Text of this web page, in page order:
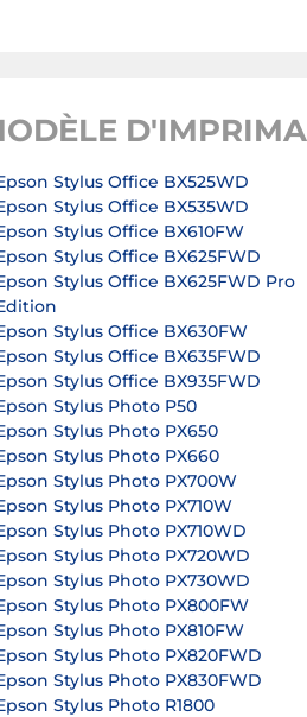
Stylus Office BX525WD
Stylus Office BX535WD
Stylus Office BX610FW
Stylus Office BX625FWD
Stylus Office BX625FWD Pro
Stylus Office BX630FW
Stylus Office BX635FWD
Stylus Office BX935FWD
Stylus Photo P50
Stylus Photo PX650
Stylus Photo PX660
Stylus Photo PX700W
Stylus Photo PX710W
Stylus Photo PX710WD
Stylus Photo PX720WD
Stylus Photo PX730WD
Stylus Photo PX800FW
Stylus Photo PX810FW
Stylus Photo PX820FWD
Stylus Photo PX830FWD
Stylus Photo R1800